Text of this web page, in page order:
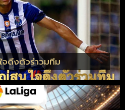
ดึงตัวร่าวมทีม